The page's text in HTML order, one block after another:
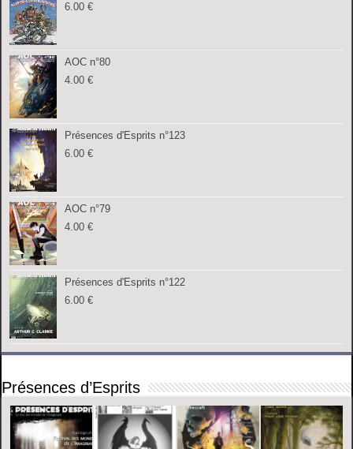
6.00€
AOC n°80
4.00€
Présences d'Esprits n°123
6.00€
AOC n°79
4.00€
Présences d'Esprits n°122
6.00€
Présences d’Esprits